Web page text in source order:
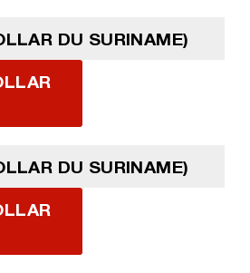
DU SURINAME)
DU SURINAME)